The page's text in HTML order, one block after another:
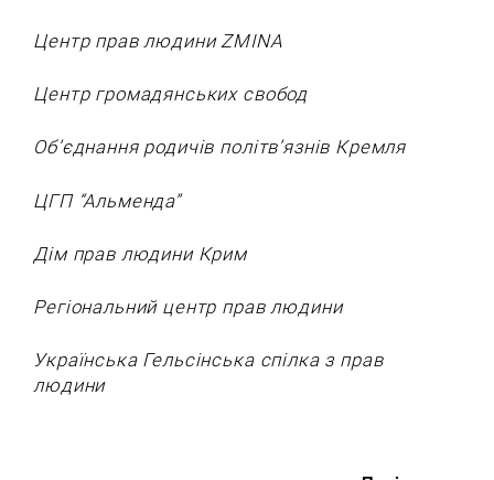
Центр прав людини ZMINA
Центр громадянських свобод
Об’єднання родичів політв’язнів Кремля
ЦГП “Альменда”
Дім прав людини Крим
Регіональний центр прав людини
Українська Гельсінська спілка з прав
людини